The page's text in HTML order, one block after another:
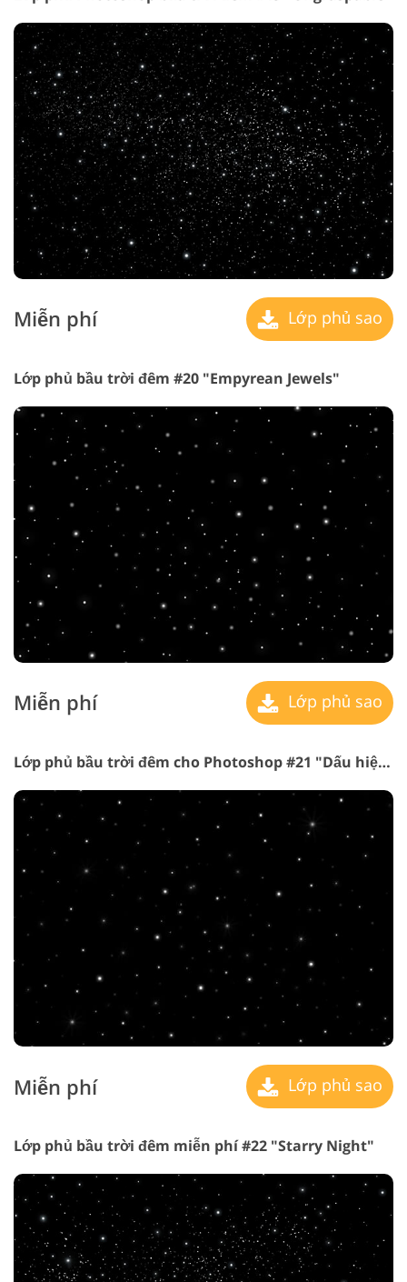
Miễn phí Lớp phủ sao
Lớp phủ bầu trời đêm #20 "Empyrean Jewels"
Miễn phí Lớp phủ sao
Lớp phủ bầu trời đêm cho Photoshop #21 "Dấu hiệu của Sự quan phòng"
Miễn phí Lớp phủ sao
Lớp phủ bầu trời đêm miễn phí #22 "Starry Night"